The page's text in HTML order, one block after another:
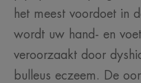
het meest voordoet in
wordt uw hand- en
veroorzaakt door
bulleus eczeem. De